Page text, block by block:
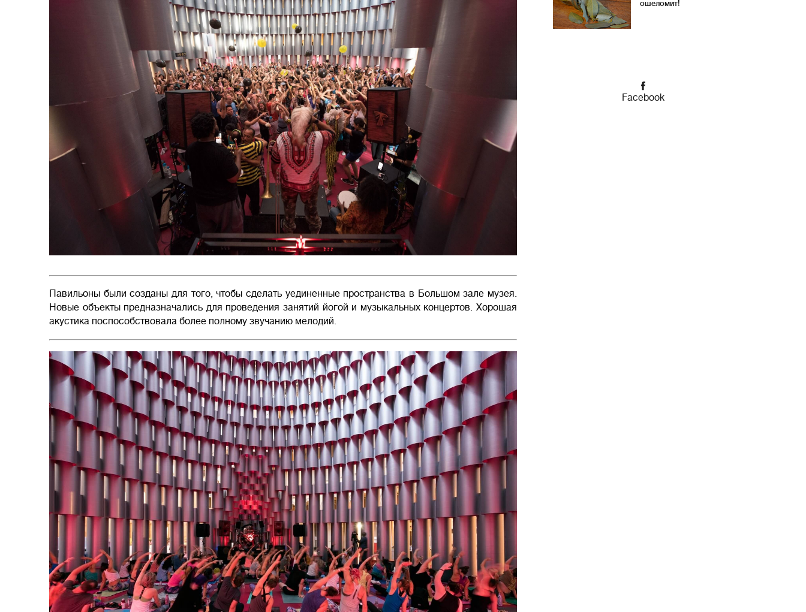
Павильоны были созданы для того, чтобы сделать уединенные пространства в Большом зале музея.
Новые объекты предназначались для проведения занятий йогой и музыкальных концертов. Хорошая
акустика поспособствовала более полному звучанию мелодий.
ошеломит!
Facebook